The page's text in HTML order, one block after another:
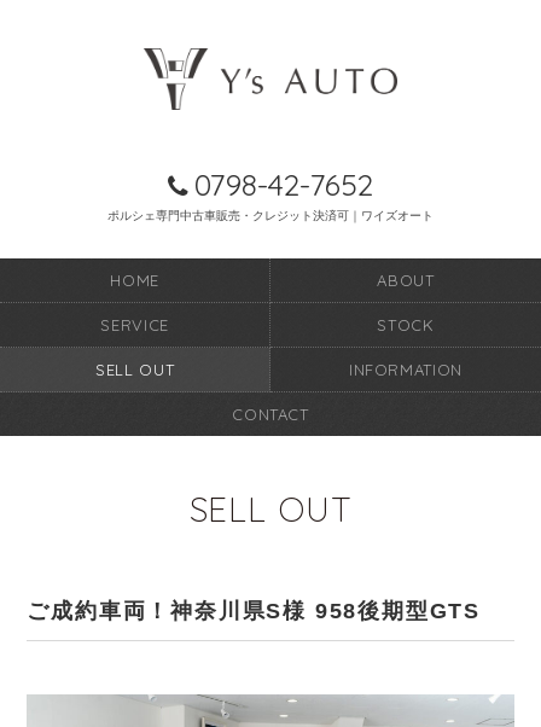
0798-42-7652
ポルシェ専門中古車販売・クレジット決済可｜ワイズオート
HOME ABOUT
SERVICE STOCK
SELL OUT INFORMATION
CONTACT
SELL OUT
ご成約車両！神奈川県S様 958後期型GTS